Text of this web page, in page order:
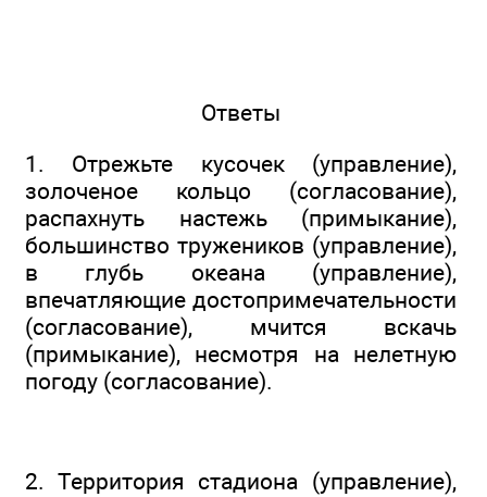
Ответы
1. Отрежьте кусочек (управление),
золоченое кольцо (согласование),
распахнуть настежь (примыкание),
большинство тружеников (управление),
в глубь океана (управление),
впечатляющие достопримечательности
(согласование), мчится вскачь
(примыкание), несмотря на нелетную
погоду (согласование).
2. Территория стадиона (управление),